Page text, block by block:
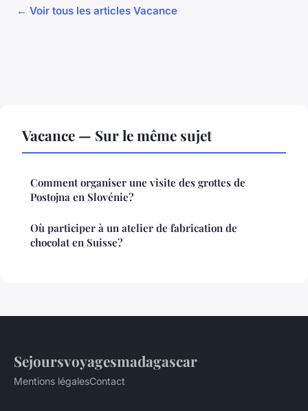
← Voir tous les articles Vacance
Vacance — Sur le même sujet
Comment organiser une visite des grottes de
Postojna en Slovénie?
Où participer à un atelier de fabrication de
chocolat en Suisse?
Sejoursvoyagesmadagascar
Mentions légalesContact